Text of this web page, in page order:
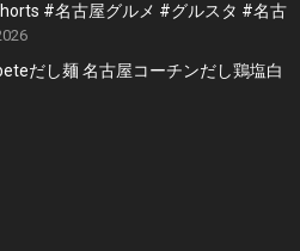
#名古屋グルメ #グルスタ #名古
だし麺 名古屋コーチンだし鶏塩白